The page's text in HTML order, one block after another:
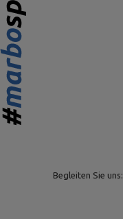
Begleiten Sie uns: